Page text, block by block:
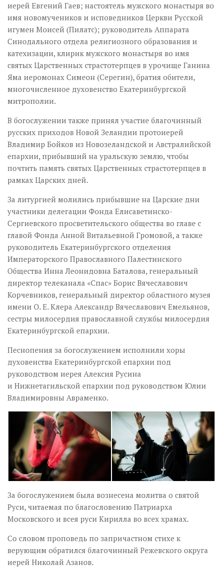
иерей Евгений Гаев; настоятель мужского монастыря во
имя новомучеников и исповедников Церкви Русской
игумен Моисей (Пилатс); руководитель Аппарата
Синодального отдела религиозного образования и
катехизации, клирик мужского монастыря во имя
святых Царственных страстотерпцев в урочище Ганина
Яма иеромонах Симеон (Серегин), братия обители,
многочисленное духовенство Екатеринбургской
митрополии.
В богослужении также принял участие благочинный
русских приходов Новой Зеландии протоиерей
Владимир Бойков из Новозеландской и Австралийской
епархии, прибывший на уральскую землю, чтобы
почтить память святых Царственных страстотерпцев в
рамках Царских дней.
За литургией молились прибывшие на Царские дни
участники делегации Фонда Елисаветинско-
Сергиевского просветительского общества во главе с
главой Фонда Анной Витальевной Громовой, а также
руководитель Екатеринбургского отделения
Императорского Православного Палестинского
Общества Инна Леонидовна Баталова, генеральный
директор телеканала «Спас» Борис Вячеславович
Корчевников, генеральный директор областного музея
имени О. Е. Клера Александр Вячеславович Емельянов,
сестры милосердия православной службы милосердия
Екатеринбургской епархии.
Песнопения за богослужением исполнили хоры
духовенства Екатеринбургской епархии под
руководством иерея Алексия Русина
и Нижнетагильской епархии под руководством Юлии
Владимировны Авраменко.
За богослужением была вознесена молитва о святой
Руси, читаемая по благословению Патриарха
Московского и всея руси Кирилла во всех храмах.
Со словом проповедь по запричастном стихе к
верующим обратился благочинный Режевского округа
иерей Николай Азанов.